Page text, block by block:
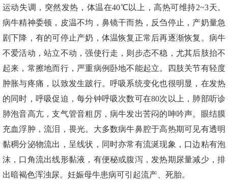
运动失调，突然发热，体温在40℃以上，高热可维持2~3天。
病牛精神委顿，皮温不均，鼻镜干而热，反刍停止，产奶量急
剧下降，有的可停止产奶，体温恢复正常后再逐渐恢复。病牛
不爱活动，站立不动，强使行走，则步态不稳，尤其后肢抬不
起来，常擦地而行，严重病例卧地不能起立。四肢关节有轻度
肿胀与疼痛，以致发生跛行。呼吸系统变化也很明显，在发热
的同时，呼吸促迫，每分钟呼吸次数可在80次以上，肺部听诊
肺泡音高亢，支气管音粗厉，病牛发出苦闷的呻吟声。眼结膜
充血浮肿，流泪，畏光。大多数病牛鼻腔于高热期可见有透明
黏稠分泌物流出，呈线状，同时亦常有流涎现象，口边粘有泡
沫，口角流出线形黏液，有便秘或腹泻，发热期尿量减少，排
出暗褐色浑浊尿。妊娠母牛患病可引起流产、死胎。